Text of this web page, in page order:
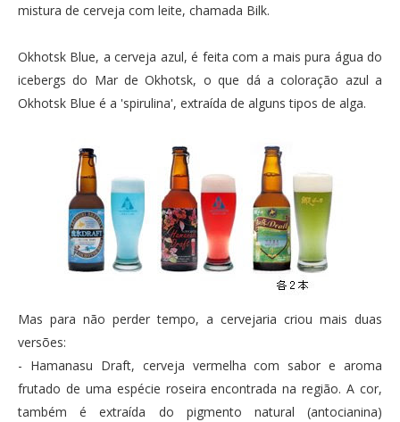
mistura de cerveja com leite, chamada Bilk.
Okhotsk Blue, a cerveja azul, é feita com a mais pura água do
icebergs do Mar de Okhotsk, o que dá a coloração azul a
Okhotsk Blue é a 'spirulina', extraída de alguns tipos de alga.
Mas para não perder tempo, a cervejaria criou mais duas
versões:
- Hamanasu Draft, cerveja vermelha com sabor e aroma
frutado de uma espécie roseira encontrada na região. A cor,
também é extraída do pigmento natural (antocianina)